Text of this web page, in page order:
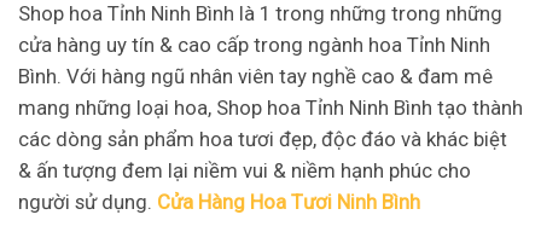
Shop hoa Tỉnh Ninh Bình là 1 trong những trong những
cửa hàng uy tín & cao cấp trong ngành hoa Tỉnh Ninh
Bình. Với hàng ngũ nhân viên tay nghề cao & đam mê
mang những loại hoa, Shop hoa Tỉnh Ninh Bình tạo thành
các dòng sản phẩm hoa tươi đẹp, độc đáo và khác biệt
& ấn tượng đem lại niềm vui & niềm hạnh phúc cho
người sử dụng. Cửa Hàng Hoa Tươi Ninh Bình